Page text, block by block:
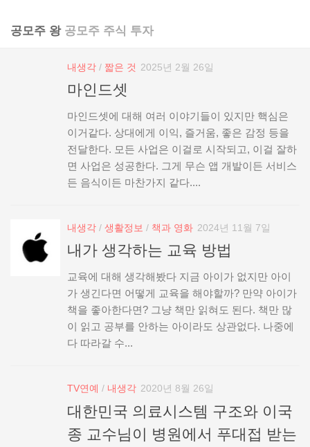
공모주 왕 공모주 주식 투자
내생각 / 짧은 것 2025년 2월 26일
마인드셋
마인드셋에 대해 여러 이야기들이 있지만 핵심은
이거같다. 상대에게 이익, 즐거움, 좋은 감정 등을
전달한다. 모든 사업은 이걸로 시작되고, 이걸 잘하
면 사업은 성공한다. 그게 무슨 앱 개발이든 서비스
든 음식이든 마찬가지 같다....
내생각 / 생활정보 / 책과 영화 2024년 11월 7일
내가 생각하는 교육 방법
교육에 대해 생각해봤다 지금 아이가 없지만 아이
가 생긴다면 어떻게 교육을 해야할까? 만약 아이가
책을 좋아한다면? 그냥 책만 읽혀도 된다. 책만 많
이 읽고 공부를 안하는 아이라도 상관없다. 나중에
다 따라갈 수...
TV연예 / 내생각 2020년 8월 26일
대한민국 의료시스템 구조와 이국
종 교수님이 병원에서 푸대접 받는